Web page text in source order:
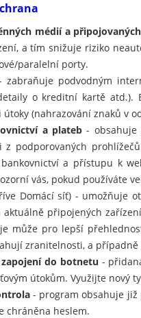
médií a
a tím snižuje riziko
paralelní porty.
zabraňuje podvodným
o kreditní kartě
útoky (nahrazování znaků v
a plateb - obsahuje
z podporovaných
a přístupu k
vás, pokud používáte
Domácí síť) - umožňuje
aktuálně připojených
může pro lepší
zranitelnosti, a
do botnetu -
útokům. Využijte nový
- program obsahuje
chráněna heslem.